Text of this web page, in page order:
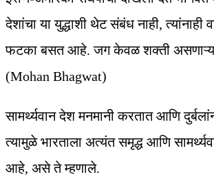
देशांचा या युद्धाशी थेट संबंध नाही, त्यांनाही
फटका बसत आहे. जग केवळ शक्ती
(Mohan Bhagwat)
सामर्थ्यवान देश मनमानी करतात आणि
त्यामुळे भारताला अत्यंत समृद्ध आणि
आहे, असे ते म्हणाले.